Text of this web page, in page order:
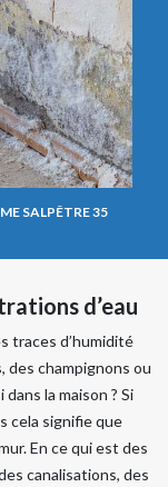
SALPÊTRE 35
d’eau
traces d’humidité
des champignons ou
la maison ? Si
cela signifie que
En ce qui est des
canalisations, des